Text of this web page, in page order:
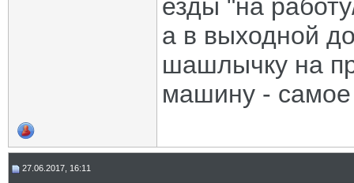
езды "на
а в выходной
шашлычку на
машину -
27.06.2017, 16:11